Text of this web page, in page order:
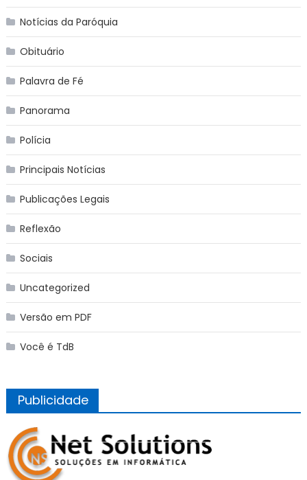
Notícias da Paróquia
Obituário
Palavra de Fé
Panorama
Polícia
Principais Notícias
Publicações Legais
Reflexão
Sociais
Uncategorized
Versão em PDF
Você é TdB
Publicidade